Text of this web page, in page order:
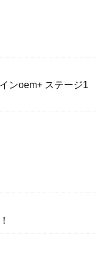
ンoem+ ステージ1